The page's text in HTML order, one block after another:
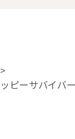
ッピーサバイ